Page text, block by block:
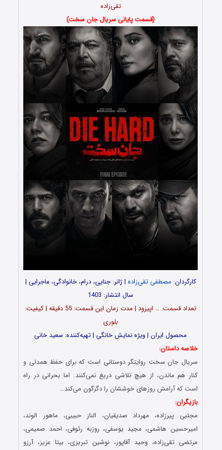
تقی‌زاده
(قسمت پایانی سریال جان سخت)
کارگردان: مصطفی تقی‌زاده | ژانر: جنایی، درام، خانوادگی، ماجرایی |
سال انتشار: 1403
تعداد قسمت‌: … اپیزود | مدت زمان این قسمت: 55 دقیقه | کیفیت:
بلوری
محصول ایران | ویژه نمایش خانگی | تهیه‌کننده: سعید خانی
خلاصه داستان:
سریال جان سخت روایتگر دوستانی است که برای حفظ همدلی و
کنار هم ماندن، از هیچ تلاشی دریغ نمی‌کنند. اما بحرانی در راه
است که آرامش روزهای خوششان را دگرگون می‌کند…
بازیگران:
مجتبی‌ پیرزاده، مهرداد صدیقیان، الناز حبیبی، ماهور الوند،
امیرحسین هاشمی، مجید یوسفی، روزبه رئوفی، احمد صمیمی،
مرتضی تقی‌زاده، وحید آقاپور، نوشین تبریزی، بیتا عزیز، آرزو